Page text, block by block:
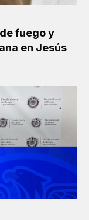
fuego y
en Jesús